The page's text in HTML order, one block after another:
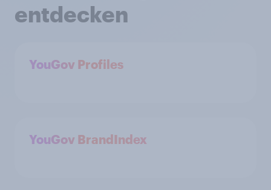
entdecken
YouGov Profiles
YouGov BrandIndex